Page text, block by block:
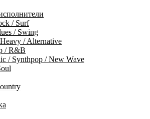
/ Surf
/ Swing
/ Alternative
/ R&B
/ Synthpop / New Wave